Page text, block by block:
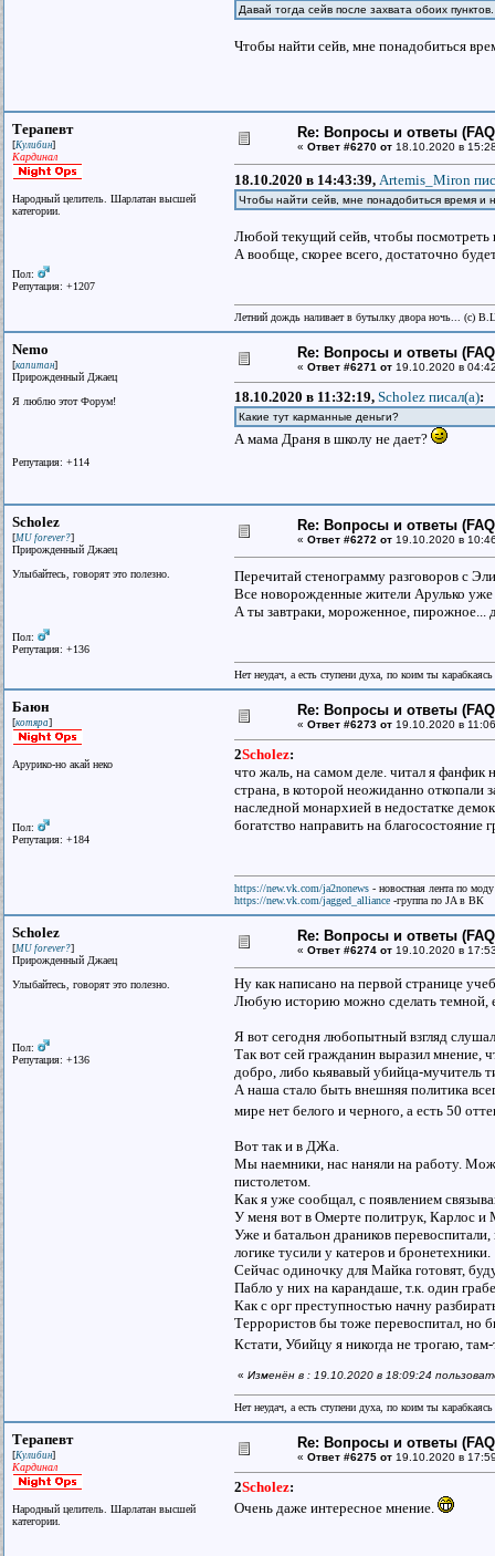
Давай тогда сейв после захвата обоих пунктов.
Чтобы найти сейв, мне понадобиться
Терапевт
[Кулибин]
Кардинал
Народный целитель. Шарлатан высшей
категории.
Пол:
Репутация: +1207
Re: Вопросы и ответы
« Ответ #6270 от 18.10.2020 в
18.10.2020 в 14:43:39, Artemis_Miron
Чтобы найти сейв, мне понадобиться время и
Любой текущий сейв, чтобы посмотреть
А вообще, скорее всего, достаточно
Летний дождь наливает в бутылку двора ночь... (с)
Nemo
[капитан]
Прирожденный Джаец
Я люблю этот Форум!
Репутация: +114
Re: Вопросы и ответы
« Ответ #6271 от 19.10.2020 в
18.10.2020 в 11:32:19, Scholez писал(a):
Какие тут карманные деньги?
А мама Драня в школу не дает?
Scholez
[MU forever?]
Прирожденный Джаец
Улыбайтесь, говорят это полезно.
Пол:
Репутация: +136
Re: Вопросы и ответы
« Ответ #6272 от 19.10.2020 в
Перечитай стенограмму разговоров с
Все новорожденные жители Арулько
А ты завтраки, мороженное, пирожное...
Нет неудач, а есть ступени духа, по коим ты
Баюн
[котяра]
Арурико-но акай неко
Пол:
Репутация: +184
Re: Вопросы и ответы
« Ответ #6273 от 19.10.2020 в
2Scholez:
что жаль, на самом деле. читал я фанфик
страна, в которой неожиданно откопали
наследной монархией в недостатке
богатство направить на
https://new.vk.com/ja2nonews - новостная лента по
https://new.vk.com/jagged_alliance -группа по JA в ВК
Scholez
[MU forever?]
Прирожденный Джаец
Улыбайтесь, говорят это полезно.
Пол:
Репутация: +136
Re: Вопросы и ответы
« Ответ #6274 от 19.10.2020 в
Ну как написано на первой странице
Любую историю можно сделать темной,
Я вот сегодня любопытный взгляд
Так вот сей гражданин выразил
добро, либо кьявавый убийца-мучитель
А наша стало быть внешняя политика
мире нет белого и черного, а есть 50
Вот так и в ДЖа.
Мы наемники, нас наняли на работу.
пистолетом.
Как я уже сообщал, с появлением
У меня вот в Омерте политрук, Карлос и
Уже и батальон драников
логике тусили у катеров и бронетехники.
Сейчас одиночку для Майка готовят,
Пабло у них на карандаше, т.к. один
Как с орг преступностью начну
Террористов бы тоже перевоспитал, но
Кстати, Убийцу я никогда не трогаю,
« Изменён в : 19.10.2020 в 18:09:24
Нет неудач, а есть ступени духа, по коим ты
Терапевт
[Кулибин]
Кардинал
Народный целитель. Шарлатан высшей
категории.
Re: Вопросы и ответы
« Ответ #6275 от 19.10.2020 в
2Scholez:
Очень даже интересное мнение.